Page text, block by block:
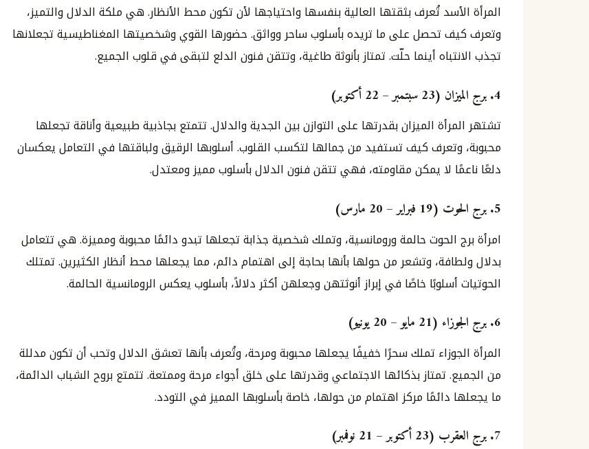
المرأة الأسد تُعرف بثقتها العالية بنفسها واحتياجها لأن تكون محط الأنظار. هي ملكة الدلال والتميز،
وتعرف كيف تحصل على ما تريده بأسلوب ساحر وواثق. حضورها القوي وشخصيتها المغناطيسية تجعلانها
تجذب الانتباه أينما حلّت. تمتاز بأنوثة طاغية، وتتقن فنون الدلع لتبقى في قلوب الجميع.
4. برج الميزان (23 سبتمبر – 22 أكتوبر)
تشتهر المرأة الميزان بقدرتها على التوازن بين الجدية والدلال. تتمتع بجاذبية طبيعية وأناقة تجعلها
محبوبة، وتعرف كيف تستفيد من جمالها لتكسب القلوب. أسلوبها الرقيق ولباقتها في التعامل يعكسان
دلعًا ناعمًا لا يمكن مقاومته، فهي تتقن فنون الدلال بأسلوب مميز ومعتدل.
5. برج الحوت (19 فبراير – 20 مارس)
امرأة برج الحوت حالمة ورومانسية، وتملك شخصية جذابة تجعلها تبدو دائمًا محبوبة ومميزة. هي تتعامل
بدلال ولطافة، وتشعر من حولها بأنها بحاجة إلى اهتمام دائم، مما يجعلها محط أنظار الكثيرين. تمتلك
الحوتيات أسلوبًا خاصًا في إبراز أنوثتهن وجعلهن أكثر دلالاً، بأسلوب يعكس الرومانسية الحالمة.
6. برج الجوزاء (21 مايو – 20 يونيو)
المرأة الجوزاء تملك سحرًا خفيفًا يجعلها محبوبة ومرحة، وتُعرف بأنها تعشق الدلال وتحب أن تكون مدللة
من الجميع. تمتاز بذكائها الاجتماعي وقدرتها على خلق أجواء مرحة وممتعة. تتمتع بروح الشباب الدائمة،
ما يجعلها دائمًا مركز اهتمام من حولها، خاصة بأسلوبها المميز في التودد.
7. برج العقرب (23 أكتوبر – 21 نوفمبر)